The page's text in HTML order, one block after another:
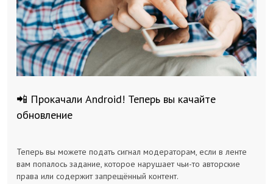
📲 Прокачали Android! Теперь вы качайте
обновление
Теперь вы можете подать сигнал модераторам, если в ленте
вам попалось задание, которое нарушает чьи-то авторские
права или содержит запрещённый контент.